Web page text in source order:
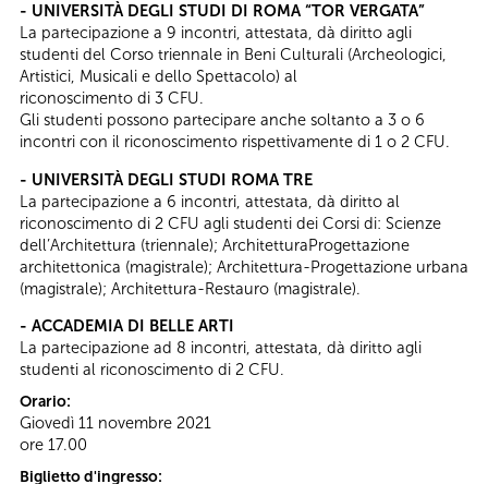
- UNIVERSITÀ DEGLI STUDI DI ROMA “TOR VERGATA”
La partecipazione a 9 incontri, attestata, dà diritto agli
studenti del Corso triennale in Beni Culturali (Archeologici,
Artistici, Musicali e dello Spettacolo) al
riconoscimento di 3 CFU.
Gli studenti possono partecipare anche soltanto a 3 o 6
incontri con il riconoscimento rispettivamente di 1 o 2 CFU.
- UNIVERSITÀ DEGLI STUDI ROMA TRE
La partecipazione a 6 incontri, attestata, dà diritto al
riconoscimento di 2 CFU agli studenti dei Corsi di: Scienze
dell’Architettura (triennale); ArchitetturaProgettazione
architettonica (magistrale); Architettura-Progettazione urbana
(magistrale); Architettura-Restauro (magistrale).
- ACCADEMIA DI BELLE ARTI
La partecipazione ad 8 incontri, attestata, dà diritto agli
studenti al riconoscimento di 2 CFU.
Orario:
Giovedì 11 novembre 2021
ore 17.00
Biglietto d'ingresso: